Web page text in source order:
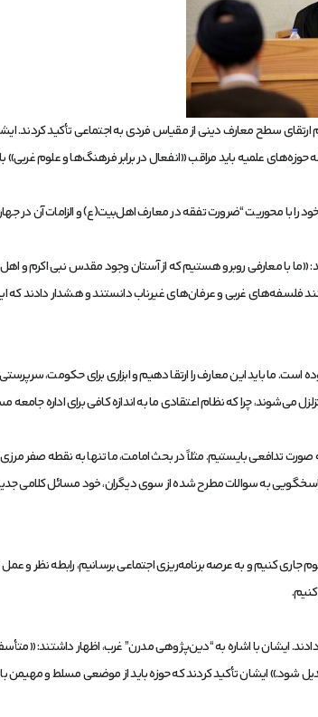
سطح معارف دینی از مقیاس فردی به اجتماعی تأکید کردند.
علمیه باید مراقب «انفعال در برابر فرهنگ‌ها و علوم
با محوریت “ضرورت تفقه در معارف اهل‌بیت(ع) و الزامات آن در جهان
«ما با معارفی روبرو هستیم که از آستان وجود مقدس نبی اکرم
فلسفه‌های غربی و عرفان‌های غیرناب دانستند و هشدار دادند
است. ما باید این معارف را ارتقا دهیم و ابزاری برای حکومت،
تدافعی بایستیم. مثلاً در بحث امامت، ما تنها به نقطه صفر
به سوالات مطرح شده از سوی دیگران، خود مسائل کلامی
علوم جاری کنیم و به عرصه برنامه‌ریزی اجتماعی برسانیم، رابطه
ایشان با اشاره به “دین‌پژوهی مدرن” غرب، اظهار داشتند:
شود.» ایشان تأکید کردند که حوزه باید از موضعی مسلط و مهیمن